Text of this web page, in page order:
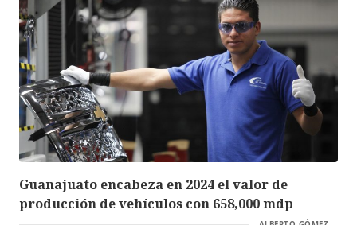
Guanajuato encabeza en 2024 el valor de
producción de vehículos con 658,000 mdp